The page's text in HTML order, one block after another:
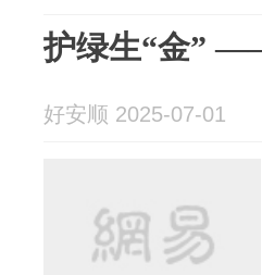
护绿生“金”
好安顺 2025-07-01